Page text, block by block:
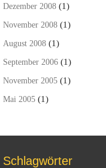
Dezember 2008 (1)
November 2008 (1)
August 2008 (1)
September 2006 (1)
November 2005 (1)
Mai 2005 (1)
Schlagwörter